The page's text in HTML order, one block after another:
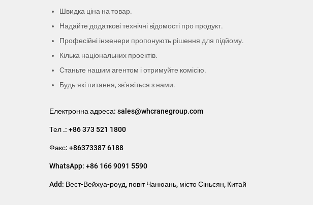
Швидка ціна на товар.
Надайте додаткові технічні відомості про продукт.
Професійні інженери пропонують рішення для підйому.
Кілька національних проектів.
Станьте нашим агентом і отримуйте комісію.
Будь-які питання, зв'яжіться з нами.
Електронна адреса: sales@whcranegroup.com
Тел .: +86 373 521 1800
Факс: +86373387 6188
WhatsApp: +86 166 9091 5590
Add: Вест-Вейхуа-роуд, повіт Чанюань, місто Сіньсян, Китай